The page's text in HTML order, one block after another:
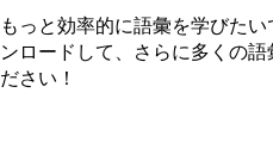
もっと効率的に語彙を学びた
ンロードして、さらに多くの
ださい！